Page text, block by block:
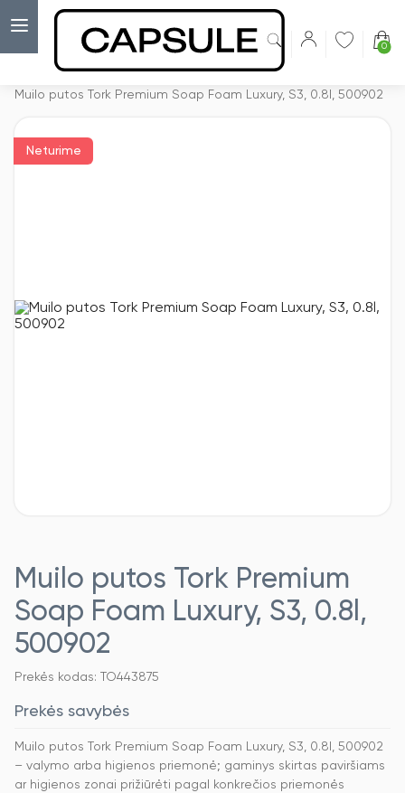
0
Muilo putos Tork Premium Soap Foam Luxury, S3, 0.8l, 500902
Neturime
Muilo putos Tork Premium
Soap Foam Luxury, S3, 0.8l,
500902
Prekės kodas: TO443875
Prekės savybės
Muilo putos Tork Premium Soap Foam Luxury, S3, 0.8l, 500902
– valymo arba higienos priemonė; gaminys skirtas paviršiams
ar higienos zonai prižiūrėti pagal konkrečios priemonės